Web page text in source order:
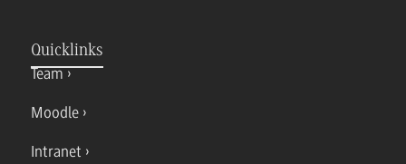
Quicklinks
Team
Moodle
Intranet